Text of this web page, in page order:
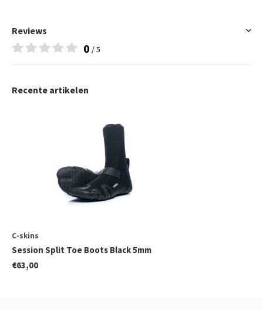
Reviews
0 / 5
Recente artikelen
C-skins
Session Split Toe Boots Black 5mm
€63,00